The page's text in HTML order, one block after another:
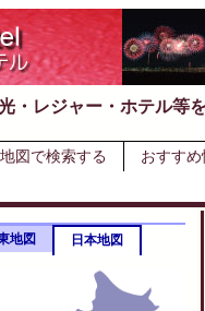
・レジャー・ホテル等
地図で検索する
おすす
地図 日本地図